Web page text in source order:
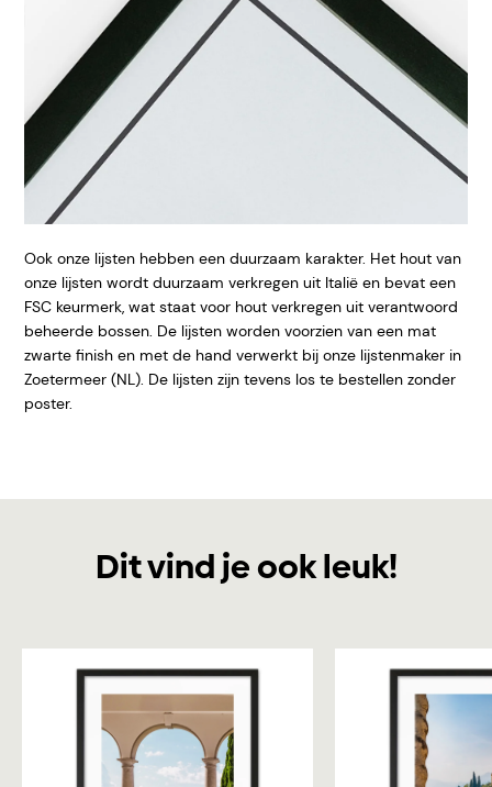
Ook onze lijsten hebben een duurzaam karakter. Het hout van
onze lijsten wordt duurzaam verkregen uit Italië en bevat een
FSC keurmerk, wat staat voor hout verkregen uit verantwoord
beheerde bossen. De lijsten worden voorzien van een mat
zwarte finish en met de hand verwerkt bij onze lijstenmaker in
Zoetermeer (NL). De lijsten zijn tevens los te bestellen zonder
poster.
Dit vind je ook leuk!